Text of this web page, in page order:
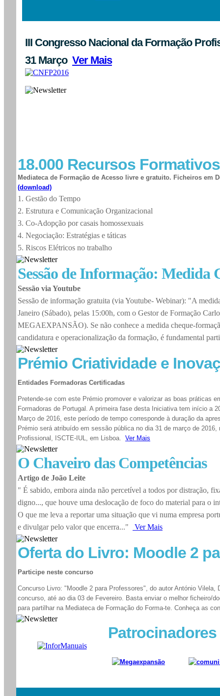
III Congresso Nacional da Formação
31 Março Ver Mais
18.000 Recursos
Mediateca de Formação de Acesso livre e gratuito. Ficheiros em
(download)
1. Gestão do Tempo
2. Estrutura e Comunicação Organizacional
3. Co-Adopção por casais homossexuais
4. Negociação: Estratégias e táticas
5. Riscos Elétricos no trabalho
Sessão de Informação: Medida
Sessão via Youtube
Sessão de informação gratuita (via Youtube- Webinar): "A
Janeiro (Sábado), pelas 15:00h, com o Gestor de Formação
MEGAEXPANSÃO). Se não conhece a medida cheque-
candidatura e operacionalização da formação, é fundamental
Prémio Criatividade e
Entidades Formadoras Certificadas
Pretende-se com este Prémio promover e valorizar as boas práticas
Formadoras de Portugal. A primeira fase desta Iniciativa tem início a
Março de 2016, este período de tempo corresponde à duração da
Prémio será atribuído em sessão pública no dia 31 de março de
Profissional, ISCTE-IUL, em Lisboa. Ver Mais
O Chaveiro das Competências
Artigo de João Leite
" É sabido, embora ainda não percetível a todos por distração,
digno..., que houve uma deslocação de foco do material para o
O que me leva a reportar uma situação que vi numa empresa
e divulgar pelo valor que encerra..."
Ver Mais
Oferta do Livro: Moodle 2
Participe neste concurso
Concurso Livro: "Moodle 2 para Professores", do autor António Vilela,
concurso, até ao dia 03 de Fevereiro. Basta enviar o melhor ficheiro/
para partilhar na Mediateca de Formação do Forma-te. Conheça as